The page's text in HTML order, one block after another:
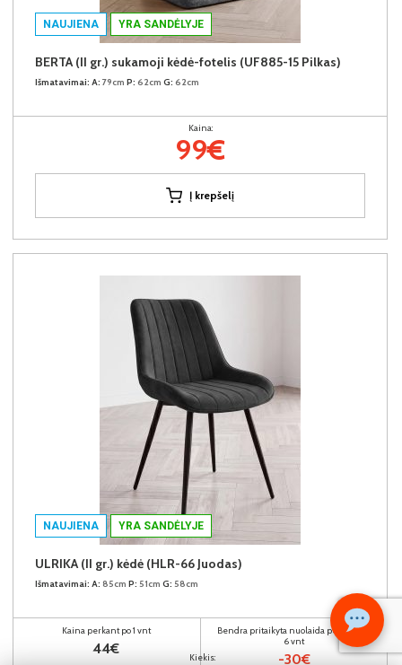
Kiekis:
NAUJIENA YRA SANDĖLYJE
BERTA (II gr.) sukamoji kėdė-fotelis (UF885-15 Pilkas)
Išmatavimai: A: 79cm P: 62cm G: 62cm
Kaina:
99€
Į krepšelį
NAUJIENA YRA SANDĖLYJE
ULRIKA (II gr.) kėdė (HLR-66 Juodas)
Išmatavimai: A: 85cm P: 51cm G: 58cm
Kaina perkant po 1 vnt
44€
Bendra pritaikyta nuolaida perkant po
6 vnt
-30€